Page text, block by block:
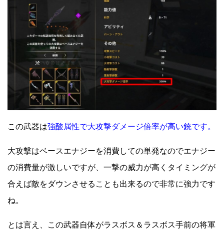
この武器は強酸属性で大攻撃ダメージ倍率が高い銃です。
大攻撃はベースエナジーを消費しての単発なのでエナジー
の消費量が激しいですが、一撃の威力が高くタイミングが
合えば敵をダウンさせることも出来るので非常に強力です
ね。
とは言え、この武器自体がラスボス＆ラスボス手前の将軍